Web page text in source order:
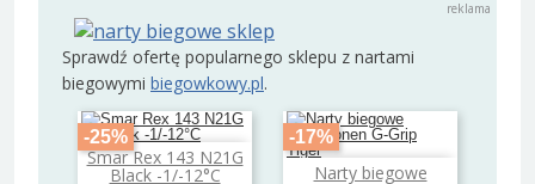
Sprawdź ofertę popularnego sklepu z nartami
biegowymi biegowkowy.pl.
-25%
Smar Rex 143 N21G
Black -1/-12°C
Dodaj do koszyka
-17%
Narty biegowe
Dodaj do koszyka